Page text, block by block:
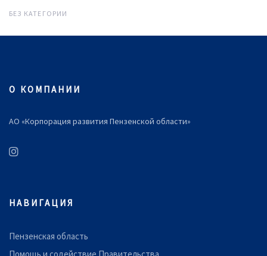
БЕЗ КАТЕГОРИИ
О КОМПАНИИ
АО «Корпорация развития Пензенской области»
НАВИГАЦИЯ
Пензенская область